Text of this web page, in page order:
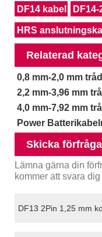
DF14 kabel DF14-
HRS
Relaterad
0,8 mm-2,0 mm
2,2 mm-3,96 mm
4,0 mm-7,92 mm
Power
Skicka
Lämna gärna din
kommer att svara